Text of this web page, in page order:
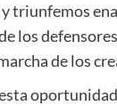
triunfemos
los
de los